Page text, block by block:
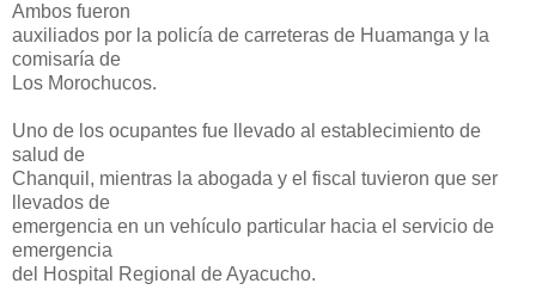
Ambos fueron
auxiliados por la policía de carreteras de Huamanga y la
comisaría de
Los Morochucos.
Uno de los ocupantes fue llevado al establecimiento de
salud de
Chanquil, mientras la abogada y el fiscal tuvieron que ser
llevados de
emergencia en un vehículo particular hacia el servicio de
emergencia
del Hospital Regional de Ayacucho.